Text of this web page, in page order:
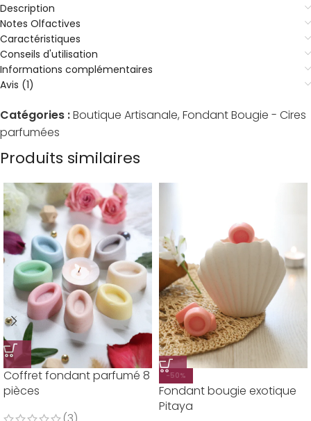
Description
Notes Olfactives
Caractéristiques
Conseils d'utilisation
Informations complémentaires
Avis (1)
Catégories :Boutique Artisanale, Fondant Bougie - Cires
parfumées
Produits similaires
Coffret fondant parfumé 8
pièces
-50%
Fondant bougie exotique
Pitaya